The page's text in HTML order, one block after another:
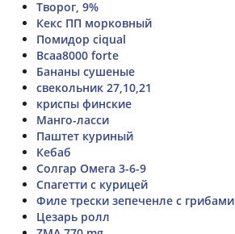
Творог, 9%
Кекс ПП морковный
Помидор ciqual
Bcaa8000 forte
Бананы сушеные
свекольник 27,10,21
криспы финские
Манго-ласси
Паштет куриный
Кебаб
Солгар Омега 3-6-9
Спагетти с курицей
Филе трески зепеченле с грибами
Цезарь ролл